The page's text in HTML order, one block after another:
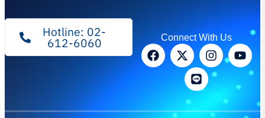
Hotline: 02-
612-6060 Connect With Us